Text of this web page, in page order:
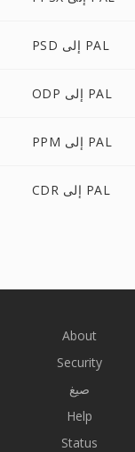
PSD إلى PAL
ODP إلى PAL
PPM إلى PAL
CDR إلى PAL
About
Security
صيغ
Help
Status